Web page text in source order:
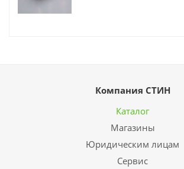
Компания СТИН
Каталог
Магазины
Юридическим лицам
Сервис